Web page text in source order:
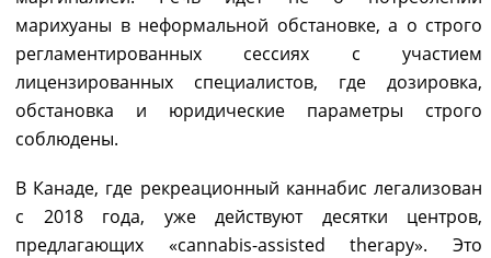
марихуаны в неформальной обстановке, а о строго
регламентированных сессиях с участием
лицензированных специалистов, где дозировка,
обстановка и юридические параметры строго
соблюдены.
В Канаде, где рекреационный каннабис легализован
с 2018 года, уже действуют десятки центров,
предлагающих «cannabis-assisted therapy». Это